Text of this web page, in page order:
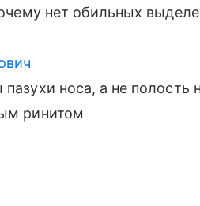
нет обильных
носа, а не полость
ринитом